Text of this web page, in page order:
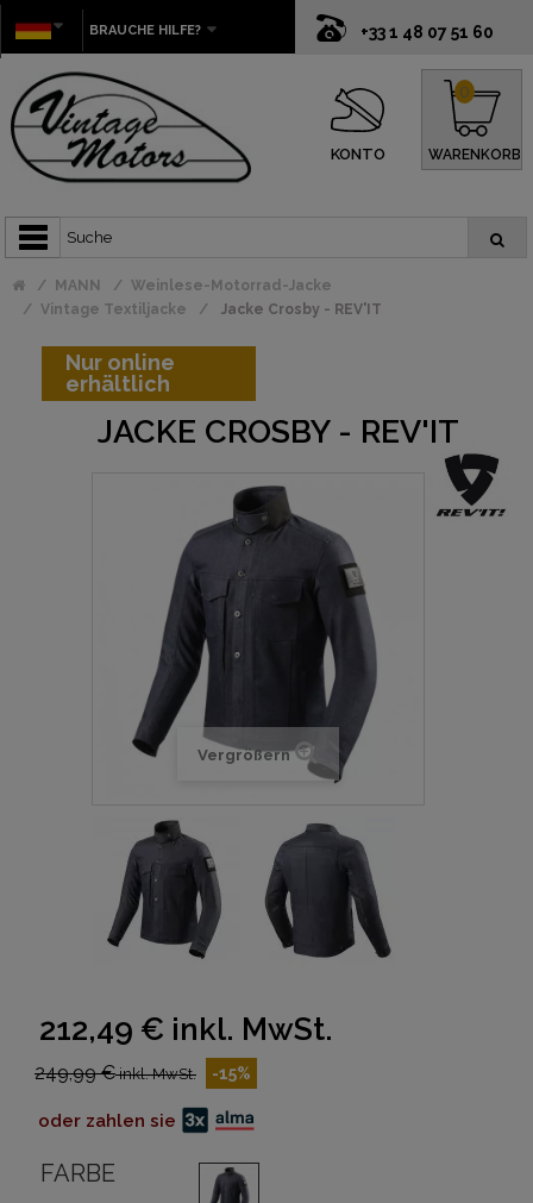
+33 1 48 07 51 60
BRAUCHE HILFE?
KONTO WARENKORB
0
MANN
Weinlese-Motorrad-Jacke
Vintage Textiljacke
Jacke Crosby - REV'IT
Nur online
erhältlich
JACKE CROSBY - REV'IT
Vergrößern
212,49 € inkl. MwSt.
249,99 €inkl. MwSt. -15%
oder zahlen sie
FARBE